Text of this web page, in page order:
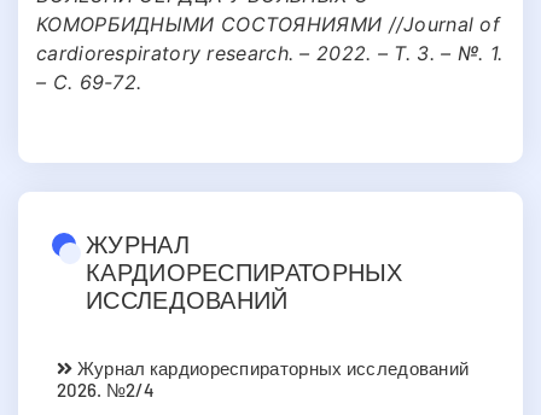
КОМОРБИДНЫМИ СОСТОЯНИЯМИ //Journal of
cardiorespiratory research. – 2022. – Т. 3. – №. 1.
– С. 69-72.
ЖУРНАЛ
КАРДИОРЕСПИРАТОРНЫХ
ИССЛЕДОВАНИЙ
Журнал кардиореспираторных исследований
2026. №2/4